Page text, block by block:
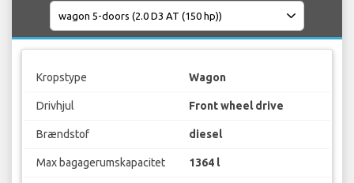
Kropstype Wagon
Drivhjul Front wheel drive
Brændstof diesel
Max bagagerumskapacitet 1364 l